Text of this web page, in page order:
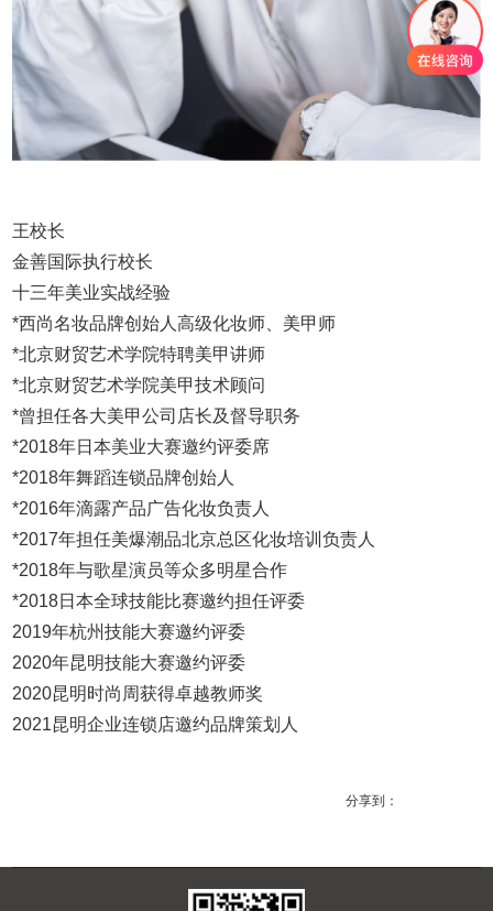
王校长
金善国际执行校长
十三年美业实战经验
*西尚名妆品牌创始人高级化妆师、美甲师
*北京财贸艺术学院特聘美甲讲师
*北京财贸艺术学院美甲技术顾问
*曾担任各大美甲公司店长及督导职务
*2018年日本美业大赛邀约评委席
*2018年舞蹈连锁品牌创始人
*2016年滴露产品广告化妆负责人
*2017年担任美爆潮品北京总区化妆培训负责人
*2018年与歌星演员等众多明星合作
*2018日本全球技能比赛邀约担任评委
2019年杭州技能大赛邀约评委
2020年昆明技能大赛邀约评委
2020昆明时尚周获得卓越教师奖
2021昆明企业连锁店邀约品牌策划人
分享到：